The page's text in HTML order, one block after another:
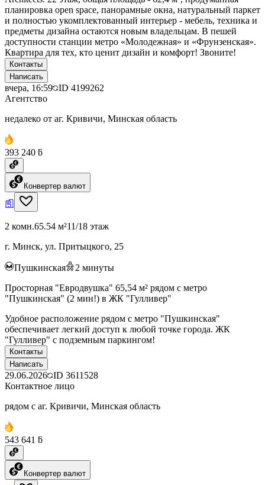
планировка open space, панорамные окна, натуральный паркет
и полностью укомплектованный интерьер - мебель, техника и
предметы дизайна остаются новым владельцам. В пешей
доступности станции метро «Молодежная» и «Фрунзенская».
Квартира для тех, кто ценит дизайн и комфорт! Звоните!
Контакты
Написать
вчера, 16:59 ID 4199262
Агентство
недалеко от аг. Кривичи, Минская область
393 240 ƃ
Конвертер валют
2 комн.65.54 м²11/18 этаж
г. Минск, ул. Притыцкого, 25
Пушкинская 2 минуты
Просторная "Евродвушка" 65,54 м² рядом с метро
"Пушкинская" (2 мин!) в ЖК "Гулливер"
Удобное расположение рядом с метро "Пушкинская"
обеспечивает легкий доступ к любой точке города. ЖК
"Гулливер" с подземным паркингом!
Контакты
Написать
29.06.2026 ID 3611528
Контактное лицо
рядом с аг. Кривичи, Минская область
543 641 ƃ
Конвертер валют